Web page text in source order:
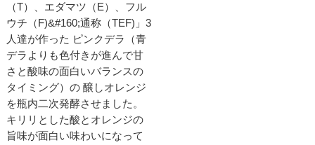
（T）、エダマツ（E）、フル
ウチ（F)&#160;通称（TEF)」3
人達が作った ピンクデラ（青
デラよりも色付きが進んで甘
さと酸味の面白いバランスの
タイミング）の 醸しオレンジ
を瓶内二次発酵させました。
キリリとした酸とオレンジの
旨味が面白い味わいになって